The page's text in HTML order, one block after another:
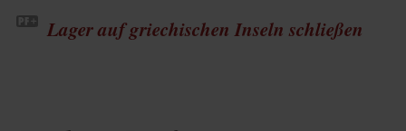
Lager auf griechischen Inseln schließen